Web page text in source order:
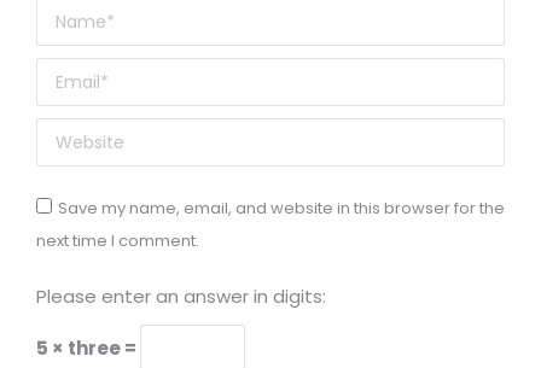
Name *
Email *
Website
Save my name, email, and website in this browser for the
next time I comment.
Please enter an answer in digits:
5 × three =